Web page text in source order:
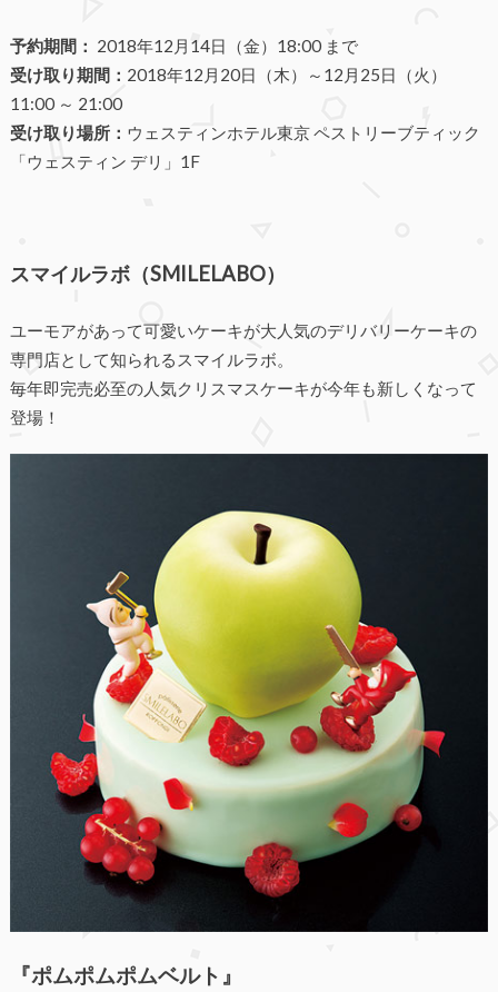
予約期間： 2018年12月14日（金）18:00 まで
受け取り期間： 2018年12月20日（木）～12月25日（火）
11:00 ～ 21:00
受け取り場所： ウェスティンホテル東京 ペストリーブティック
「ウェスティン デリ」1F
スマイルラボ（SMILELABO）
ユーモアがあって可愛いケーキが大人気のデリバリーケーキの
専門店として知られるスマイルラボ。
毎年即完売必至の人気クリスマスケーキが今年も新しくなって
登場！
『ポムポムポムベルト』